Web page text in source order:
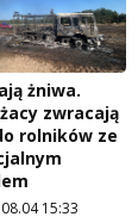
żniwa.
zwracają
rolników ze
15:33